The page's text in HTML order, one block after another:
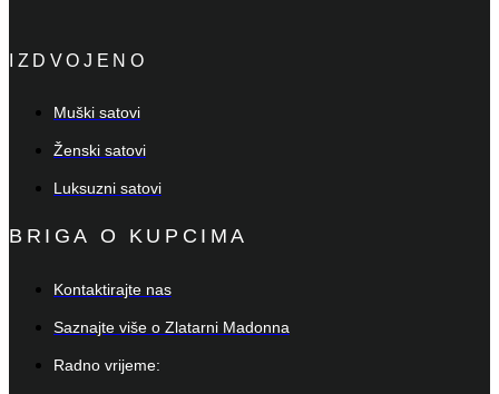
IZDVOJENO
Muški satovi
Ženski satovi
Luksuzni satovi
BRIGA O KUPCIMA
Kontaktirajte nas
Saznajte više o Zlatarni Madonna
Radno vrijeme: